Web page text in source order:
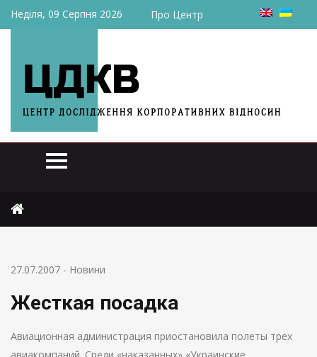
Неділя, 09 Серпня 2026 Про Центр
27.07.2007 - Новини
Жесткая посадка
Авиационная администрация приостановила полеты трех